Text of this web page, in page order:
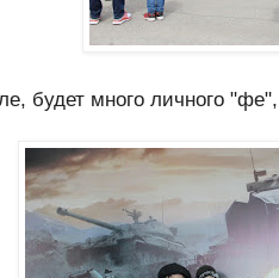
будет много личного